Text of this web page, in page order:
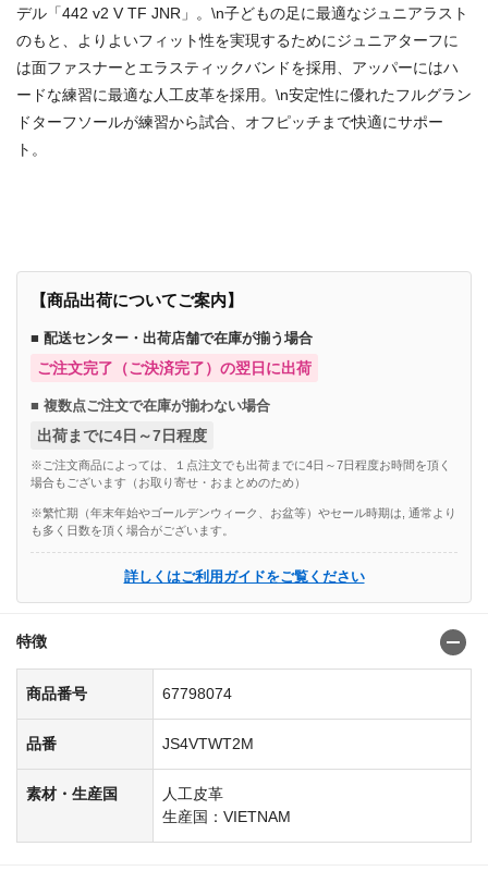
デル「442 v2 V TF JNR」。\n子どもの足に最適なジュニアラスト
のもと、よりよいフィット性を実現するためにジュニアターフに
は面ファスナーとエラスティックバンドを採用、アッパーにはハ
ードな練習に最適な人工皮革を採用。\n安定性に優れたフルグラン
ドターフソールが練習から試合、オフピッチまで快適にサポー
ト。
【商品出荷についてご案内】
■ 配送センター・出荷店舗で在庫が揃う場合
ご注文完了（ご決済完了）の翌日に出荷
■ 複数点ご注文で在庫が揃わない場合
出荷までに4日～7日程度
※ご注文商品によっては、１点注文でも出荷までに4日～7日程度お時間を頂く
場合もございます（お取り寄せ・おまとめのため）
※繁忙期（年末年始やゴールデンウィーク、お盆等）やセール時期は, 通常より
も多く日数を頂く場合がございます。
詳しくはご利用ガイドをご覧ください
特徴
商品番号 67798074
品番 JS4VTWT2M
素材・生産国
人工皮革
生産国：VIETNAM